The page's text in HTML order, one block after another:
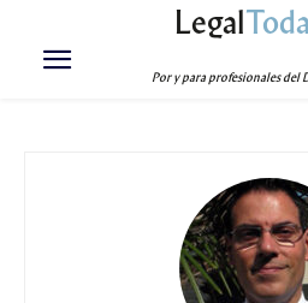
Legal
Por y para profesionales del